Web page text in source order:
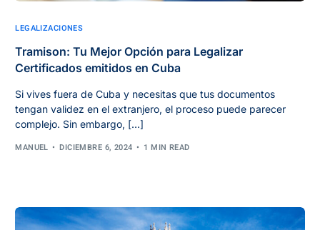
LEGALIZACIONES
Tramison: Tu Mejor Opción para Legalizar
Certificados emitidos en Cuba
Si vives fuera de Cuba y necesitas que tus documentos
tengan validez en el extranjero, el proceso puede parecer
complejo. Sin embargo, […]
MANUEL
DICIEMBRE 6, 2024 1 MIN READ